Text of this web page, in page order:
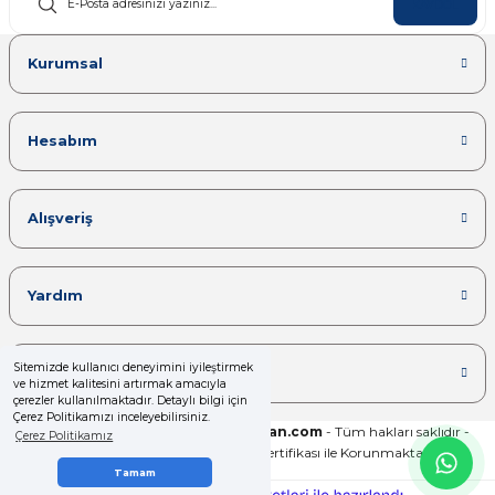
Sitemizde kullanıcı deneyimini iyileştirmek
ve hizmet kalitesini artırmak amacıyla
çerezler kullanılmaktadır. Detaylı bilgi için
Çerez Politikamızı inceleyebilirsiniz.
Çerez Politikamız
Tamam
Kurumsal
Hesabım
Alışveriş
Yardım
Kategoriler
Copyright 2025© - www.yalcinrulman.com - Tüm hakları saklıdır -
Kredi kartı bilgileriniz 256bit SSL Sertifikası ile Korunmaktadır.